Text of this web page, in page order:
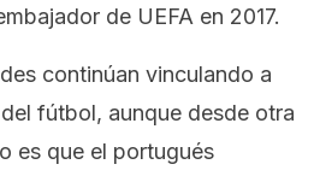
de UEFA en 2017.
continúan vinculando a
fútbol, aunque desde otra
es que el portugués